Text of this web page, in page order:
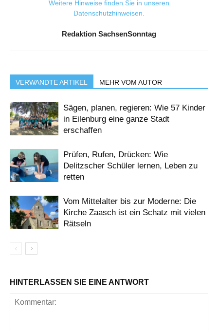
Weitere Hinweise finden Sie in unseren
Datenschutzhinweisen
Redaktion SachsenSonntag
VERWANDTE ARTIKEL MEHR VOM AUTOR
Sägen, planen, regieren: Wie 57 Kinder
in Eilenburg eine ganze Stadt
erschaffen
Prüfen, Rufen, Drücken: Wie
Delitzscher Schüler lernen, Leben zu
retten
Vom Mittelalter bis zur Moderne: Die
Kirche Zaasch ist ein Schatz mit vielen
Rätseln
HINTERLASSEN SIE EINE ANTWORT